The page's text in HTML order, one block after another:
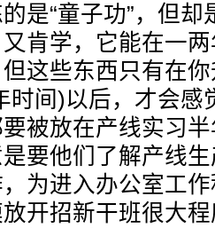
是“童子功”，但
肯学，它能在一
这些东西只有在
时间)以后，才会感
被放在产线实习
要他们了解产线
为进入办公室工
招新干班很大程